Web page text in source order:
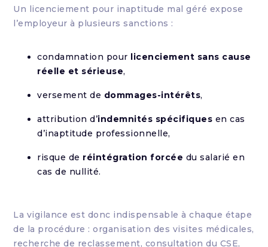
Un licenciement pour inaptitude mal géré expose
l’employeur à plusieurs sanctions :
condamnation pour licenciement sans cause
réelle et sérieuse,
versement de dommages-intérêts,
attribution d’indemnités spécifiques en cas
d’inaptitude professionnelle,
risque de réintégration forcée du salarié en
cas de nullité.
La vigilance est donc indispensable à chaque étape
de la procédure : organisation des visites médicales,
recherche de reclassement, consultation du CSE,